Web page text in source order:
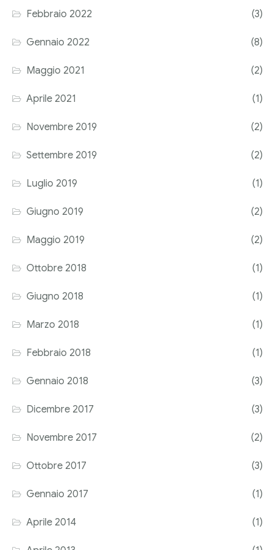
Corriere tributario
Editore Euroconference
Il Giornale del Revisore
Forum Fiscale
Articoli
Febbraio 2022 (3)
Gennaio 2022 (8)
Maggio 2021 (2)
Aprile 2021 (1)
Novembre 2019 (2)
Settembre 2019 (2)
Luglio 2019 (1)
Giugno 2019 (2)
Maggio 2019 (2)
Ottobre 2018 (1)
Giugno 2018 (1)
Marzo 2018 (1)
Febbraio 2018 (1)
Gennaio 2018 (3)
Dicembre 2017 (3)
Novembre 2017 (2)
Ottobre 2017 (3)
Gennaio 2017 (1)
Aprile 2014 (1)